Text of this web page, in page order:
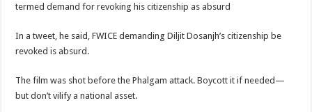
termed demand for revoking his citizenship as absurd
In a tweet, he said, FWICE demanding Diljit Dosanjh’s citizenship be
revoked is absurd.
The film was shot before the Phalgam attack. Boycott it if needed—
but don’t vilify a national asset.